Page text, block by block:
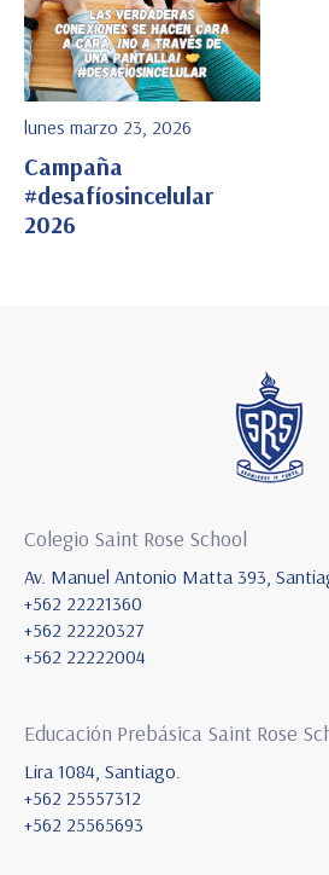
lunes marzo 23, 2026
Campaña
#desafíosincelular
2026
Colegio Saint Rose School
Av. Manuel Antonio Matta 393,
+562 22221360
+562 22220327
+562 22222004
Educación Prebásica Saint Rose
Lira 1084, Santiago.
+562 25557312
+562 25565693